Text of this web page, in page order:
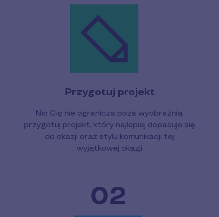
Przygotuj projekt
Nic Cię nie ogranicza poza wyobraźnią,
przygotuj projekt, który najlepiej dopasuje się
do okazji oraz stylu komunikacji tej
wyjątkowej okazji